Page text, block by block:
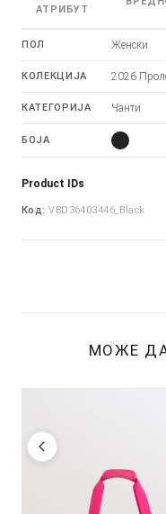
АТРИБУТ
ПОЛ Женски
КОЛЕКЦИЈА 2026
КАТЕГОРИЈА Чанти
БОЈА
Product IDs
Код: VBD36403446_Black
МОЖЕ